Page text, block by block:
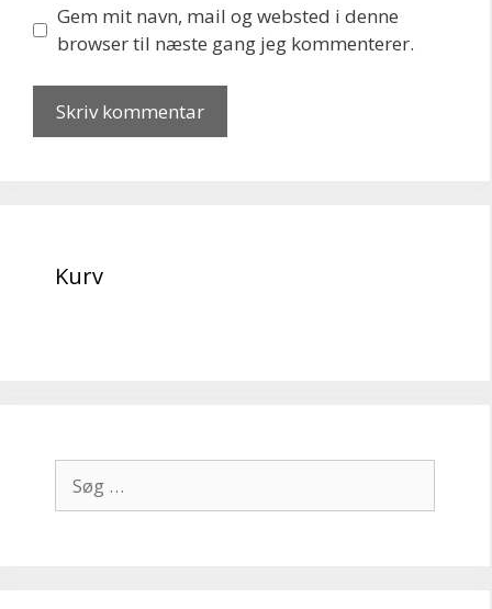
Gem mit navn, mail og websted i denne
browser til næste gang jeg kommenterer.
Kurv
efter: